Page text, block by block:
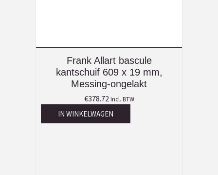
Frank Allart bascule
kantschuif 609 x 19 mm,
Messing-ongelakt
€378.72 Incl. BTW
IN WINKELWAGEN